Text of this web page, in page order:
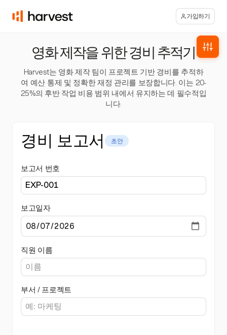
가입하기
영화 제작을 위한 경비 추적기
Harvest는 영화 제작 팀이 프로젝트 기반 경비를 추적하
여 예산 통제 및 정확한 재정 관리를 보장합니다. 이는 20-
25%의 후반 작업 비용 범위 내에서 유지하는 데 필수적입
니다.
경비 보고서 초안
보고서 번호
보고일자
직원 이름
부서 / 프로젝트